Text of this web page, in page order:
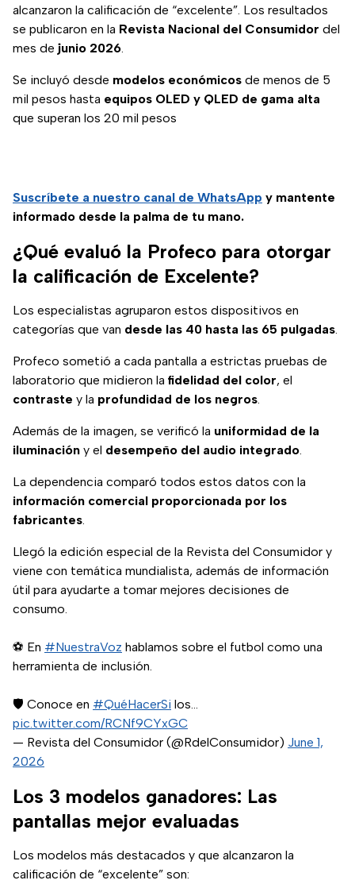
alcanzaron la calificación de “excelente”. Los resultados
se publicaron en la Revista Nacional del Consumidor del
mes de junio 2026.
Se incluyó desde modelos económicos de menos de 5
mil pesos hasta equipos OLED y QLED de gama alta
que superan los 20 mil pesos
Suscríbete a nuestro canal de WhatsApp y mantente
informado desde la palma de tu mano.
¿Qué evaluó la Profeco para otorgar
la calificación de Excelente?
Los especialistas agruparon estos dispositivos en
categorías que van desde las 40 hasta las 65 pulgadas.
Profeco sometió a cada pantalla a estrictas pruebas de
laboratorio que midieron la fidelidad del color, el
contraste y la profundidad de los negros.
Además de la imagen, se verificó la uniformidad de la
iluminación y el desempeño del audio integrado.
La dependencia comparó todos estos datos con la
información comercial proporcionada por los
fabricantes.
Llegó la edición especial de la Revista del Consumidor y
viene con temática mundialista, además de información
útil para ayudarte a tomar mejores decisiones de
consumo.
⚽ En #NuestraVoz hablamos sobre el futbol como una
herramienta de inclusión.
🛡️ Conoce en #QuéHacerSi los…
pic.twitter.com/RCNf9CYxGC
— Revista del Consumidor (@RdelConsumidor) June 1,
2026
Los 3 modelos ganadores: Las
pantallas mejor evaluadas
Los modelos más destacados y que alcanzaron la
calificación de “excelente” son: